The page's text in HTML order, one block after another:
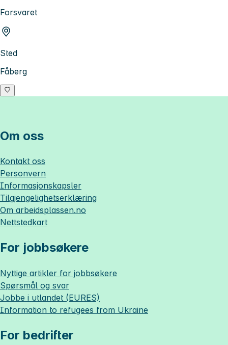
Forsvaret
Sted
Fåberg
Om oss
Kontakt oss
Personvern
Informasjonskapsler
Tilgjengelighetserklæring
Om arbeidsplassen.no
Nettstedkart
For jobbsøkere
Nyttige artikler for jobbsøkere
Spørsmål og svar
Jobbe i utlandet (EURES)
Information to refugees from Ukraine
For bedrifter